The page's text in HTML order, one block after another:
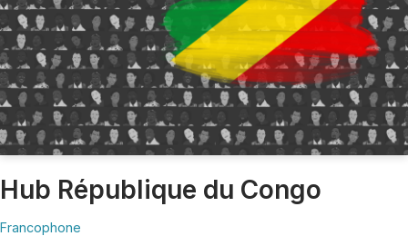
Hub République du Congo
Francophone